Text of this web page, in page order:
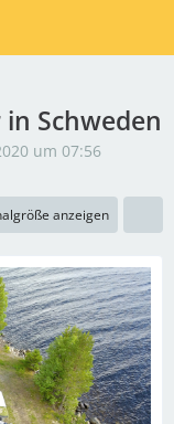
Schweden
um 07:56
anzeigen